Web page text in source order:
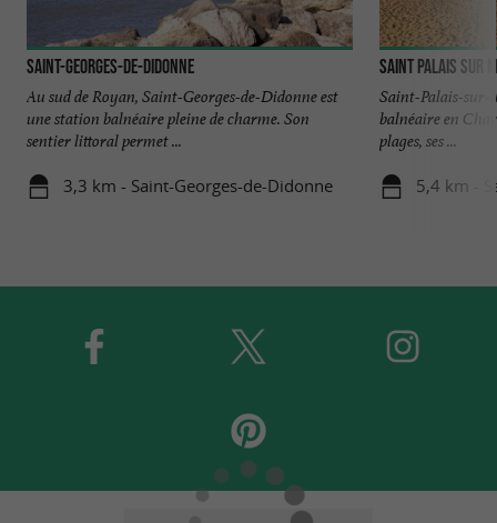
Saint-Georges-de-Didonne
Au sud de Royan, Saint-Georges-de-Didonne est
une station balnéaire pleine de charme. Son
sentier littoral permet ...
3,3 km - Saint-Georges-de-Didonne
Saint Palais sur
Saint-Palais-sur-
balnéaire en
plages, ses ...
5,4 km -